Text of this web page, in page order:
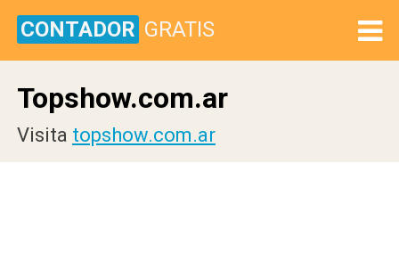
CONTADOR GRATIS
Topshow.com.ar
Visita topshow.com.ar